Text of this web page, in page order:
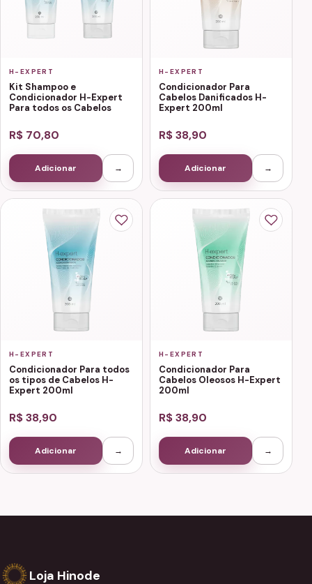
H-EXPERT
Kit Shampoo e
Condicionador H-Expert
Para todos os Cabelos
R$ 70,80
Adicionar →
H-EXPERT
Condicionador Para
Cabelos Danificados H-
Expert 200ml
R$ 38,90
Adicionar →
H-EXPERT
Condicionador Para todos
os tipos de Cabelos H-
Expert 200ml
R$ 38,90
Adicionar →
H-EXPERT
Condicionador Para
Cabelos Oleosos H-Expert
200ml
R$ 38,90
Adicionar →
Loja Hinode